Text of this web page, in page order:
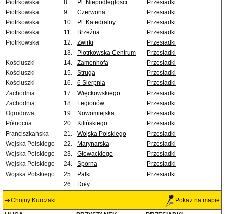
Piotrkowska
8. Pl. Niepodległości
Przesiadki
Piotrkowska
9. Czerwona
Przesiadki
Piotrkowska
10. Pl. Katedralny
Przesiadki
Piotrkowska
11. Brzeźna
Przesiadki
Piotrkowska
12. Żwirki
Przesiadki
13.
Piotrkowska Centrum
Przesiadki
Kościuszki
14. Zamenhofa
Przesiadki
Kościuszki
15. Struga
Przesiadki
Kościuszki
16. 6 Sierpnia
Przesiadki
Zachodnia
17. Więckowskiego
Przesiadki
Zachodnia
18. Legionów
Przesiadki
Ogrodowa
19. Nowomiejska
Przesiadki
Północna
20. Kilińskiego
Przesiadki
Franciszkańska
21. Wojska Polskiego
Przesiadki
Wojska Polskiego
22. Marynarska
Przesiadki
Wojska Polskiego
23. Głowackiego
Przesiadki
Wojska Polskiego
24. Sporna
Przesiadki
Wojska Polskiego
25. Palki
Przesiadki
26.
Doły
Chojny Kurczaki Pokaż na mapie